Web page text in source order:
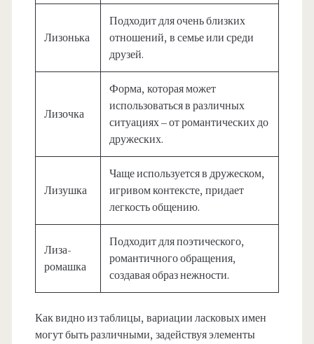
Лизонька
Подходит для очень близких
отношений, в семье или среди
друзей.
Лизочка
Форма, которая может
использоваться в различных
ситуациях – от романтических до
дружеских.
Лизушка
Чаще используется в дружеском,
игривом контексте, придает
легкость общению.
Лиза-
ромашка
Подходит для поэтического,
романтичного обращения,
создавая образ нежности.
Как видно из таблицы, вариации ласковых имен
могут быть различными, задействуя элементы